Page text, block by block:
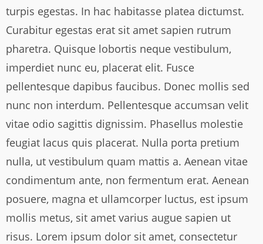
turpis egestas. In hac habitasse platea dictumst.
Curabitur egestas erat sit amet sapien rutrum
pharetra. Quisque lobortis neque vestibulum,
imperdiet nunc eu, placerat elit. Fusce
pellentesque dapibus faucibus. Donec mollis sed
nunc non interdum. Pellentesque accumsan velit
vitae odio sagittis dignissim. Phasellus molestie
feugiat lacus quis placerat. Nulla porta pretium
nulla, ut vestibulum quam mattis a. Aenean vitae
condimentum ante, non fermentum erat. Aenean
posuere, magna et ullamcorper luctus, est ipsum
mollis metus, sit amet varius augue sapien ut
risus. Lorem ipsum dolor sit amet, consectetur